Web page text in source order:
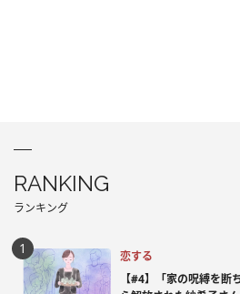
RANKING
ランキング
恋する
【#4】「家の呪縛を